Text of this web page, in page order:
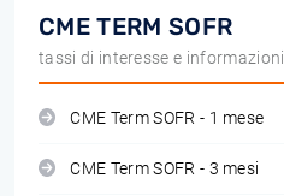
CME TERM SOFR
tassi di interesse e informazioni
CME Term SOFR - 1 mese
CME Term SOFR - 3 mesi